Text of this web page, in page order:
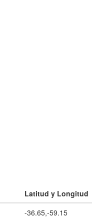
Latitud y Longitud
-36.65,-59.15